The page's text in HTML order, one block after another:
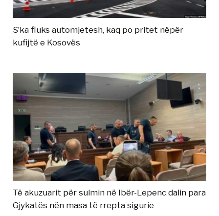
S’ka fluks automjetesh, kaq po pritet nëpër
kufijtë e Kosovës
Të akuzuarit për sulmin në Ibër-Lepenc dalin para
Gjykatës nën masa të rrepta sigurie